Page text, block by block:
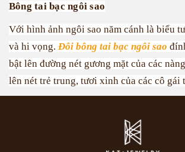
Bông tai bạc ngôi sao
Với hình ảnh ngôi sao năm cánh là biểu
và hi vọng. Đôi bông tai bạc ngôi sao
bật lên đường nét gương mặt của các
lên nét trẻ trung, tươi xinh của các cô gái